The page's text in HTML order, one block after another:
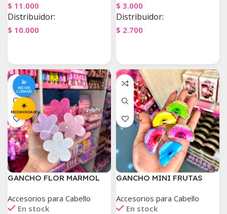
$ 11.000
Distribuidor:
$ 10.000
$ 3.000
Distribuidor:
$ 2.700
💫
RECIEN
LLEGADO
🌟
RECOMENDADO
GANCHO FLOR MARMOL
Accesorios para Cabello
En stock
GANCHO MINI FRUTAS
Accesorios para Cabello
En stock